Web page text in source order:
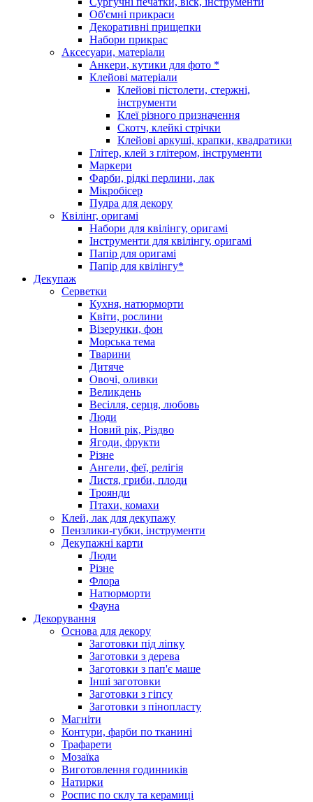
Об'ємні прикраси
Декоративні прищепки
Набори прикрас
Аксесуари, матеріали
Анкери, кутики для фото *
Клейові матеріали
Клейові пістолети, стержні,
інструменти
Клеї різного призначення
Скотч, клейкі стрічки
Клейові аркуші, крапки, квадратики
Глітер, клей з глітером, інструменти
Маркери
Фарби, рідкі перлини, лак
Мікробісер
Пудра для декору
Квілінг, оригамі
Набори для квілінгу, оригамі
Інструменти для квілінгу, оригамі
Папір для оригамі
Папір для квілінгу*
Декупаж
Серветки
Кухня, натюрморти
Квіти, рослини
Візерунки, фон
Морська тема
Тварини
Дитяче
Овочі, оливки
Великдень
Весілля, серця, любовь
Люди
Новий рік, Різдво
Ягоди, фрукти
Різне
Ангели, феї, релігія
Листя, гриби, плоди
Троянди
Птахи, комахи
Клей, лак для декупажу
Пензлики-губки, інструменти
Декупажні карти
Люди
Різне
Флора
Натюрморти
Фауна
Декорування
Основа для декору
Заготовки під ліпку
Заготовки з дерева
Заготовки з пап'є маше
Інші заготовки
Заготовки з гіпсу
Заготовки з пінопласту
Магніти
Контури, фарби по тканині
Трафарети
Мозаїка
Виготовлення годинників
Натирки
Роспис по склу та керамиці